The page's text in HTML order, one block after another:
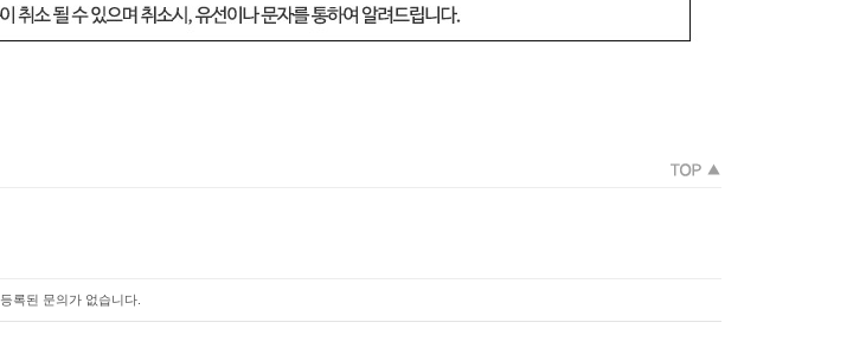
등록된 문의가 없습니다.